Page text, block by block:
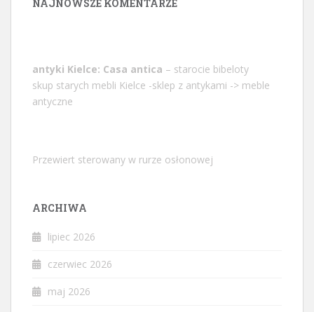
NAJNOWSZE KOMENTARZE
antyki Kielce: Casa antica – starocie bibeloty
skup starych mebli Kielce -sklep z antykami -> meble
antyczne
Przewiert sterowany w rurze osłonowej
ARCHIWA
lipiec 2026
czerwiec 2026
maj 2026